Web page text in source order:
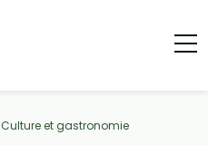
Culture et gastronomie